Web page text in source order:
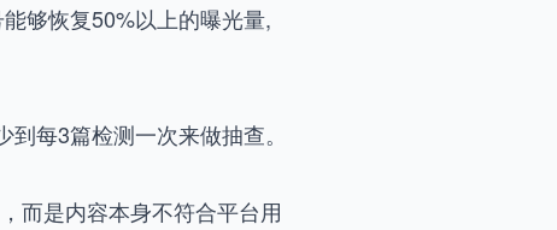
够恢复50%以上的曝光量,
每3篇检测一次来做抽查。
而是内容本身不符合平台用